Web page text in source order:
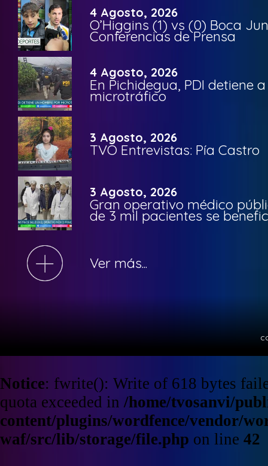
4 Agosto, 2026
O’Higgins (1) vs (0) Boca
Conferencias de Prensa
4 Agosto, 2026
En Pichidegua, PDI detiene
microtráfico
3 Agosto, 2026
TVO Entrevistas: Pía Castro
3 Agosto, 2026
Gran operativo médico
de 3 mil pacientes se
Ver más...
Notice: fwrite(): Write of 618 bytes
quota exceeded in /home/tvosanvi/
content/plugins/wordfence/vendor/
waf/src/lib/storage/file.php on line 42